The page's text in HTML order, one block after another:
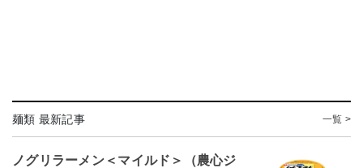
麺類 最新記事 一覧 >
ノグリラーメン＜マイルド＞（農心ジ